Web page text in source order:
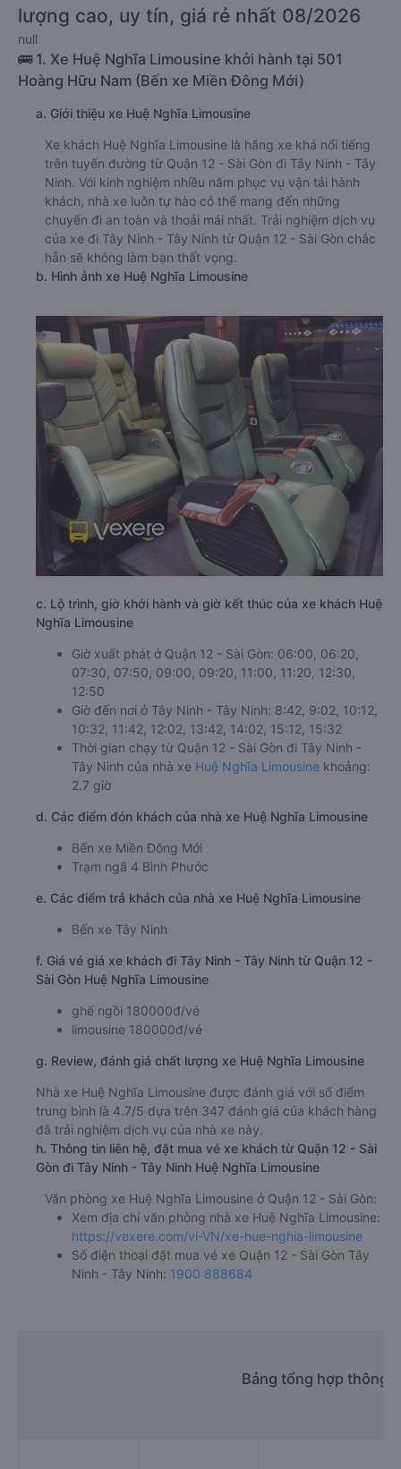
lượng cao, uy tín, giá rẻ nhất 08/2026
null
🚌 1. Xe Huệ Nghĩa Limousine khởi hành tại 501
Hoàng Hữu Nam (Bến xe Miền Đông Mới)
a. Giới thiệu xe Huệ Nghĩa Limousine
Xe khách Huệ Nghĩa Limousine là hãng xe khá nổi tiếng
trên tuyến đường từ Quận 12 - Sài Gòn đi Tây Ninh - Tây
Ninh. Với kinh nghiệm nhiều năm phục vụ vận tải hành
khách, nhà xe luôn tự hào có thể mang đến những
chuyến đi an toàn và thoải mái nhất. Trải nghiệm dịch vụ
của xe đi Tây Ninh - Tây Ninh từ Quận 12 - Sài Gòn chắc
hẳn sẽ không làm bạn thất vọng.
b. Hình ảnh xe Huệ Nghĩa Limousine
c. Lộ trình, giờ khởi hành và giờ kết thúc của xe khách Huệ
Nghĩa Limousine
Giờ xuất phát ở Quận 12 - Sài Gòn: 06:00, 06:20,
07:30, 07:50, 09:00, 09:20, 11:00, 11:20, 12:30,
12:50
Giờ đến nơi ở Tây Ninh - Tây Ninh: 8:42, 9:02, 10:12,
10:32, 11:42, 12:02, 13:42, 14:02, 15:12, 15:32
Thời gian chạy từ Quận 12 - Sài Gòn đi Tây Ninh -
Tây Ninh của nhà xe Huệ Nghĩa Limousine khoảng:
2.7 giờ
d. Các điểm đón khách của nhà xe Huệ Nghĩa Limousine
Bến xe Miền Đông Mới
Trạm ngã 4 Bình Phước
e. Các điểm trả khách của nhà xe Huệ Nghĩa Limousine
Bến xe Tây Ninh
f. Giá vé giá xe khách đi Tây Ninh - Tây Ninh từ Quận 12 -
Sài Gòn Huệ Nghĩa Limousine
ghế ngồi 180000đ/vé
limousine 180000đ/vé
g. Review, đánh giá chất lượng xe Huệ Nghĩa Limousine
Nhà xe Huệ Nghĩa Limousine được đánh giá với số điểm
trung bình là 4.7/5 dựa trên 347 đánh giá của khách hàng
đã trải nghiệm dịch vụ của nhà xe này.
h. Thông tin liên hệ, đặt mua vé xe khách từ Quận 12 - Sài
Gòn đi Tây Ninh - Tây Ninh Huệ Nghĩa Limousine
Văn phòng xe Huệ Nghĩa Limousine ở Quận 12 - Sài Gòn:
Xem địa chỉ văn phòng nhà xe Huệ Nghĩa Limousine:
https://vexere.com/vi-VN/xe-hue-nghia-limousine
Số điện thoại đặt mua vé xe Quận 12 - Sài Gòn Tây
Ninh - Tây Ninh: 1900 888684
Bảng tổng hợp thông